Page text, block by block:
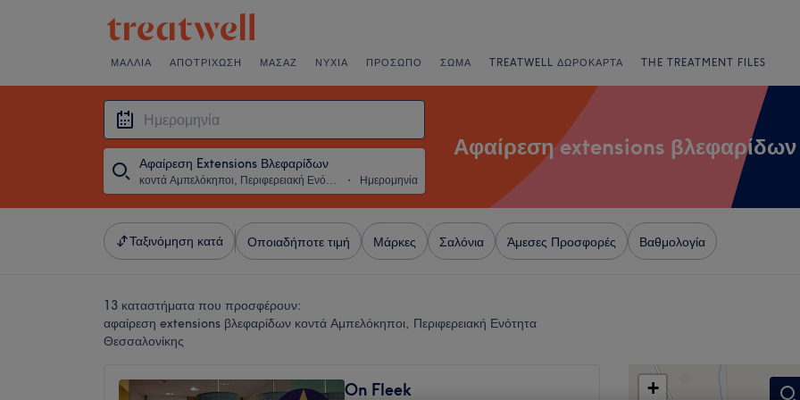
ΜΑΛΛΙΆ ΑΠΟΤΡΊΧΩΣΗ ΜΑΣΆΖ ΝΎΧΙΑ ΠΡΌΣΩΠΟ ΣΏΜΑ TREATWELL ΔΩΡΟΚΆΡΤΑ THE TREATMENT FILES
Αφαίρεση Extensions Βλεφαρίδων
κοντά Αμπελόκηποι, Περιφερειακή Ενότητα Θεσσαλονίκης ・ Ημερομηνία
Αφαίρεση extensions βλεφαρίδων
Ταξινόμηση κατά Οποιαδήποτε τιμή Μάρκες Σαλόνια Άμεσες Προσφορές Βαθμολογία
13 καταστήματα που προσφέρουν:
αφαίρεση extensions βλεφαρίδων κοντά Αμπελόκηποι, Περιφερειακή Ενότητα
Θεσσαλονίκης
On Fleek
+